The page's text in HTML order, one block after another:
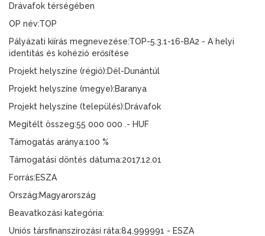
Drávafok térségében
OP név:TOP
Pályázati kiírás megnevezése:TOP-5.3.1-16-BA2 - A helyi
identitás és kohézió erősítése
Projekt helyszíne (régió):Dél-Dunántúl
Projekt helyszíne (megye):Baranya
Projekt helyszíne (település):Drávafok
Megítélt összeg:55 000 000 .- HUF
Támogatás aránya:100 %
Támogatási döntés dátuma:2017.12.01
Forrás:ESZA
Ország:Magyarország
Beavatkozási kategória:
Uniós társfinanszírozási ráta:84,999991 - ESZA